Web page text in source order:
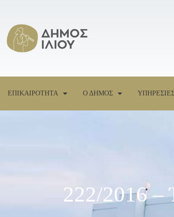
ΕΠΙΚΑΙΡΟΤΗΤΑ Ο ΔΗΜΟΣ
222/2016 –